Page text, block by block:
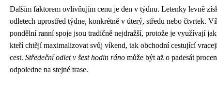
Dalším faktorem ovlivňujím cenu je den v týdnu. Letenky levně
odletech uprostřed týdne, konkrétně v úterý, středu nebo čtvrtek.
pondělní ranní spoje jsou tradičně nejdražší, protože je využívají
kteří chtějí maximalizovat svůj víkend, tak obchodní cestující
cest. Středeční odlet v šest hodin ráno může být až o padesát
odpoledne na stejné trase.